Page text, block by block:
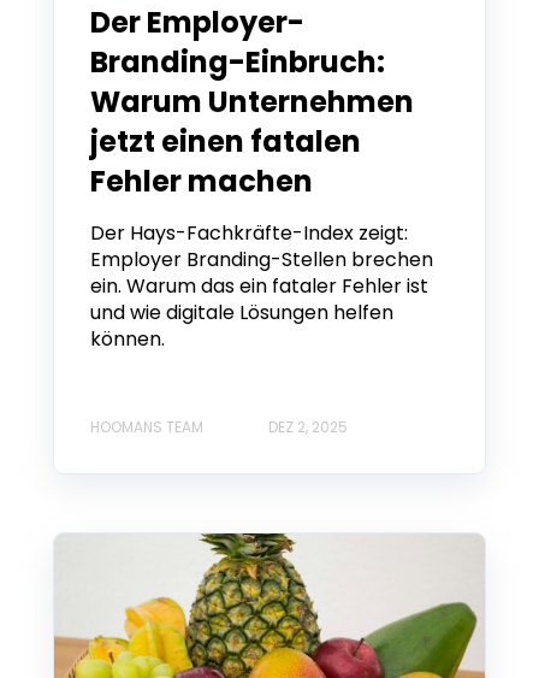
Der Employer-
Branding-Einbruch:
Warum Unternehmen
jetzt einen fatalen
Fehler machen
Der Hays-Fachkräfte-Index zeigt:
Employer Branding-Stellen brechen
ein. Warum das ein fataler Fehler ist
und wie digitale Lösungen helfen
können.
HOOMANS TEAM DEZ 2, 2025